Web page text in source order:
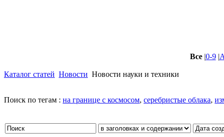
Все|0-9|А
Каталог статей Новости Новости науки и техники
Поиск по тегам : на границе с космосом, серебристые облака,